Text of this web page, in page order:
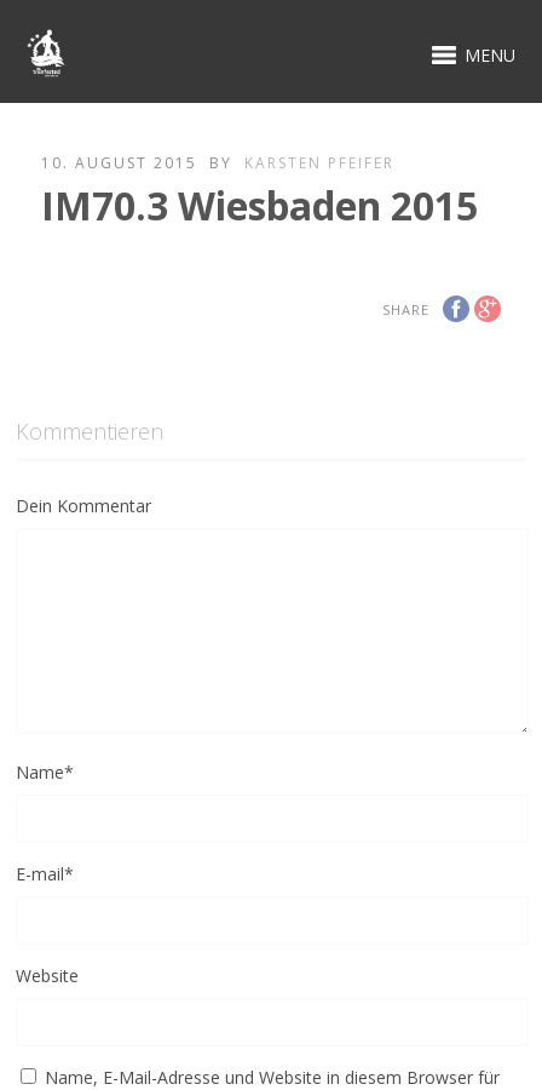
MENU
10. AUGUST 2015 BY KARSTEN PFEIFER
IM70.3 Wiesbaden 2015
SHARE
Kommentieren
Dein Kommentar
Name*
E-mail*
Website
Name, E-Mail-Adresse und Website in diesem Browser für